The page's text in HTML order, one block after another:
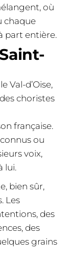
où
chaque
part entière.
Val-d’Oise,
choristes
française.
ou
voix,
lui.
bien sûr,
Les
des
des
grains